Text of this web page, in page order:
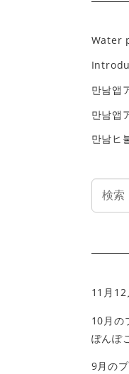
Water
만남앱
만남앱
만남ヒ
11月12
10月の
ぽんぽ
9月の